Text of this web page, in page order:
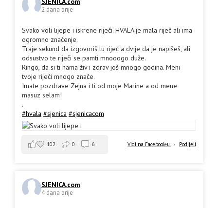
2 dana prije
Svako voli lijepe i iskrene riječi. HVALA je mala riječ ali ima
ogromno značenje.
Traje sekund da izgovoriš tu riječ a dvije da je napišeš, ali
odsustvo te riječi se pamti mnooogo duže.
Ringo, da si ti nama živ i zdrav još mnogo godina. Meni
tvoje riječi mnogo znače.
Imate pozdrave Zejna i ti od moje Marine a od mene
masuz selam!
.
#hvala #sjenica #sjenicacom
Vidi na Facebook-u · Podijeli
102 0 6
SJENICA.com
4 dana prije